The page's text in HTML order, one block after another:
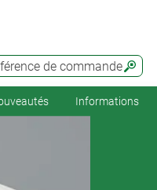
de commande
Informations